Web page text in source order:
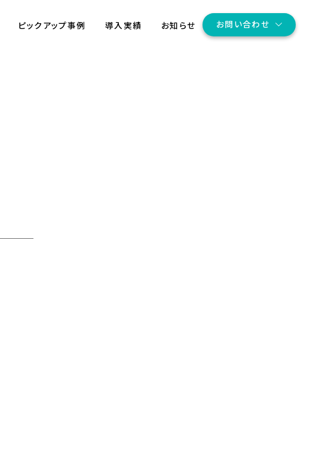
ピックアップ事例 導入実績 お知らせ お問い合わせ